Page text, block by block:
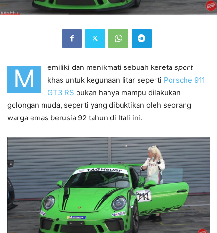
M emiliki dan menikmati sebuah kereta sport
khas untuk kegunaan litar seperti Porsche 911
GT3 RS bukan hanya mampu dilakukan
golongan muda, seperti yang dibuktikan oleh seorang
warga emas berusia 92 tahun di Itali ini.